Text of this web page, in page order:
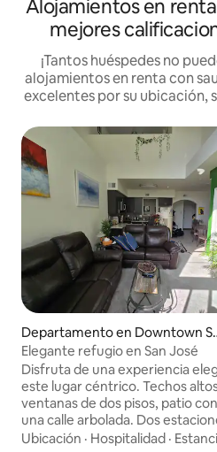
Alojamientos en
mejores
¡Tantos huéspedes no
alojamientos en renta con
excelentes por su ubicación,
Departamento en Downtown
n Jose
Elegante refugio en San José
Disfruta de una experiencia
este lugar céntrico. Techos altos,
ventanas de dos pisos, patio
una calle arbolada. Dos estaciones de
trabajo (escritorios y sillas)
Ubicación · Hospitalidad ·